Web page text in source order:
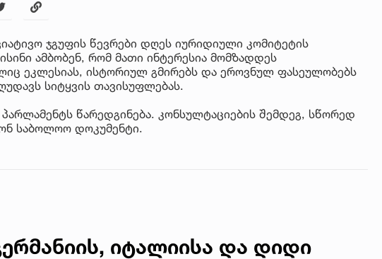
ჯგუფის წევრები დღეს იურიდიული კომიტეტის
ამბობენ, რომ მათი ინტერესია მომზადდეს
ეკლესიას, ისტორიულ გმირებს და ეროვნულ ფასეულობებს
სიტყვის თავისუფლებას.
წარედგინება. კონსულტაციების შემდეგ, სწორედ
საბოლოო დოკუმენტი.
იტალიისა და დიდი